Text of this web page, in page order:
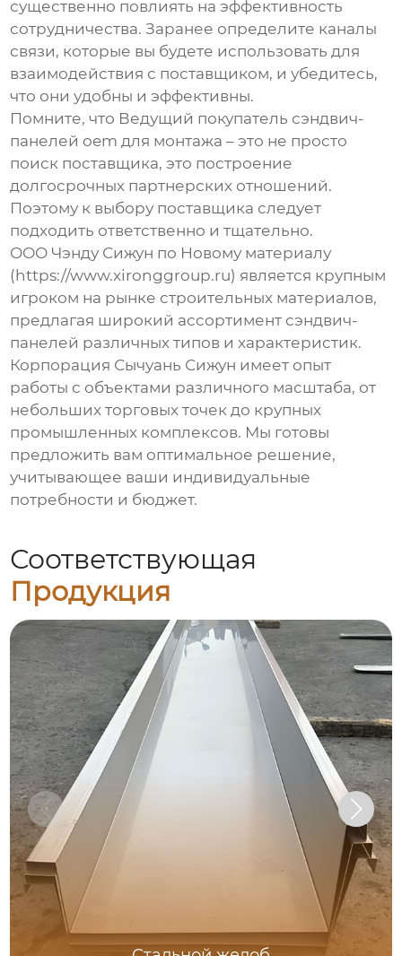
существенно повлиять на эффективность
сотрудничества. Заранее определите каналы
связи, которые вы будете использовать для
взаимодействия с поставщиком, и убедитесь,
что они удобны и эффективны.
Помните, что Ведущий покупатель сэндвич-
панелей oem для монтажа – это не просто
поиск поставщика, это построение
долгосрочных партнерских отношений.
Поэтому к выбору поставщика следует
подходить ответственно и тщательно.
ООО Чэнду Сижун по Новому материалу
(https://www.xironggroup.ru) является крупным
игроком на рынке строительных материалов,
предлагая широкий ассортимент сэндвич-
панелей различных типов и характеристик.
Корпорация Сычуань Сижун имеет опыт
работы с объектами различного масштаба, от
небольших торговых точек до крупных
промышленных комплексов. Мы готовы
предложить вам оптимальное решение,
учитывающее ваши индивидуальные
потребности и бюджет.
Соответствующая
Продукция